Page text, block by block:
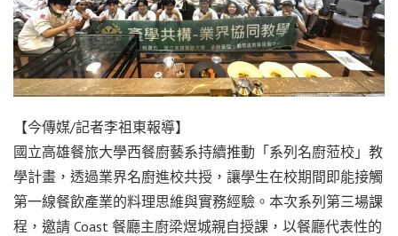
【今傳媒/記者李祖東報導】
國立高雄餐旅大學西餐廚藝系持續推動「系列名廚蒞校」教
學計畫，透過業界名廚進校共授，讓學生在校期間即能接觸
第一線餐飲產業的料理思維與實務經驗。本次系列第三場課
程，邀請 Coast 餐廳主廚梁煜城親自授課，以餐廳代表性的